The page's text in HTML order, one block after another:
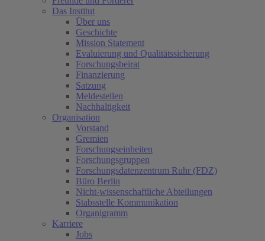
Das Institut
Über uns
Geschichte
Mission Statement
Evaluierung und Qualitätssicherung
Forschungsbeirat
Finanzierung
Satzung
Meldestellen
Nachhaltigkeit
Organisation
Vorstand
Gremien
Forschungseinheiten
Forschungsgruppen
Forschungsdatenzentrum Ruhr (FDZ)
Büro Berlin
Nicht-wissenschaftliche Abteilungen
Stabsstelle Kommunikation
Organigramm
Karriere
Jobs